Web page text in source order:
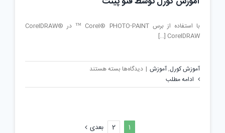
با استفاده از برس Corel® PHOTO-PAINT ™ در CorelDRAW®
CorelDRAW [...]
آموزش کورل,آموزش | دیدگاه‌ها برای
کورل
پینت
بسته هستند
ادامه مطلب
1
2 بعدی